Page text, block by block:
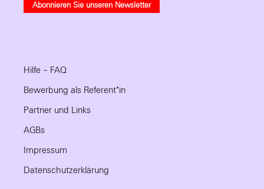
Abonnieren Sie unseren Newsletter
Hilfe – FAQ
Bewerbung als Referent*in
Partner und Links
AGBs
Impressum
Datenschutzerklärung